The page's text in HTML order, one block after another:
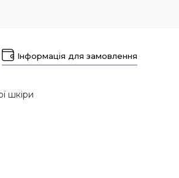
Інформація для замовлення
шкіри